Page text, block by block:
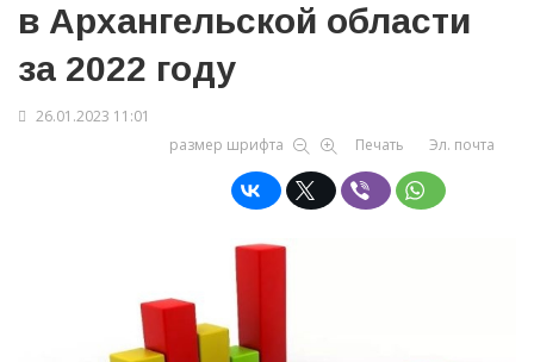
в Архангельской области
за 2022 году
26.01.2023 11:01
размер шрифта
Печать Эл. почта